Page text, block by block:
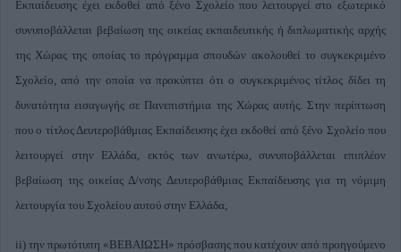
Εκπαίδευσης έχει εκδοθεί από ξένο Σχολείο που λειτουργεί στο εξωτερικό
συνυποβάλλεται βεβαίωση της οικείας εκπαιδευτικής ή διπλωματικής αρχής
της Χώρας της οποίας το πρόγραμμα σπουδών ακολουθεί το συγκεκριμένο
Σχολείο, από την οποία να προκύπτει ότι ο συγκεκριμένος τίτλος δίδει τη
δυνατότητα εισαγωγής σε Πανεπιστήμια της Χώρας αυτής. Στην περίπτωση
που ο τίτλος Δευτεροβάθμιας Εκπαίδευσης έχει εκδοθεί από ξένο Σχολείο που
λειτουργεί στην Ελλάδα, εκτός των ανωτέρω, συνυποβάλλεται επιπλέον
βεβαίωση της οικείας Δ/νσης Δευτεροβάθμιας Εκπαίδευσης για τη νόμιμη
λειτουργία του Σχολείου αυτού στην Ελλάδα,
ii) την πρωτότυπη «ΒΕΒΑΙΩΣΗ» πρόσβασης που κατέχουν από προηγούμενο